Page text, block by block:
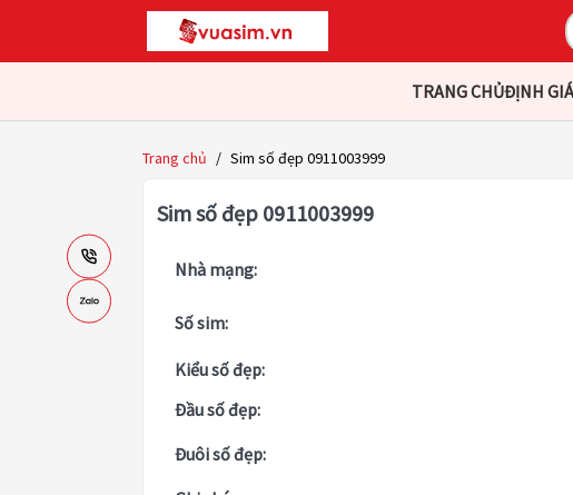
TRANG CHỦĐỊNH
Trang chủ / Sim số đẹp 0911003999
Sim số đẹp 0911003999
Nhà mạng:
Số sim:
Kiểu số đẹp:
Đầu số đẹp:
Đuôi số đẹp: